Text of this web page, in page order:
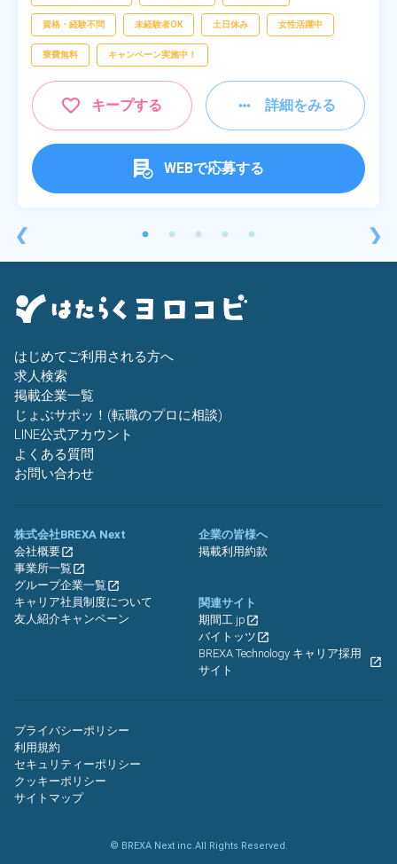
❮
資格・経験不問 未経験者OK 土日休み 女性活躍中
寮費無料 キャンペーン実施中！
キープする 詳細をみる
WEBで応募する
❯
はじめてご利用される方へ
求人検索
掲載企業一覧
じょぶサポッ！(転職のプロに相談)
LINE公式アカウント
よくある質問
お問い合わせ
株式会社BREXA Next
会社概要
事業所一覧
グループ企業一覧
キャリア社員制度について
友人紹介キャンペーン
企業の皆様へ
掲載利用約款
関連サイト
期間工.jp
バイトッツ
BREXA Technology キャリア採用
サイト
プライバシーポリシー
利用規約
セキュリティーポリシー
クッキーポリシー
サイトマップ
© BREXA Next inc.All Rights Reserved.